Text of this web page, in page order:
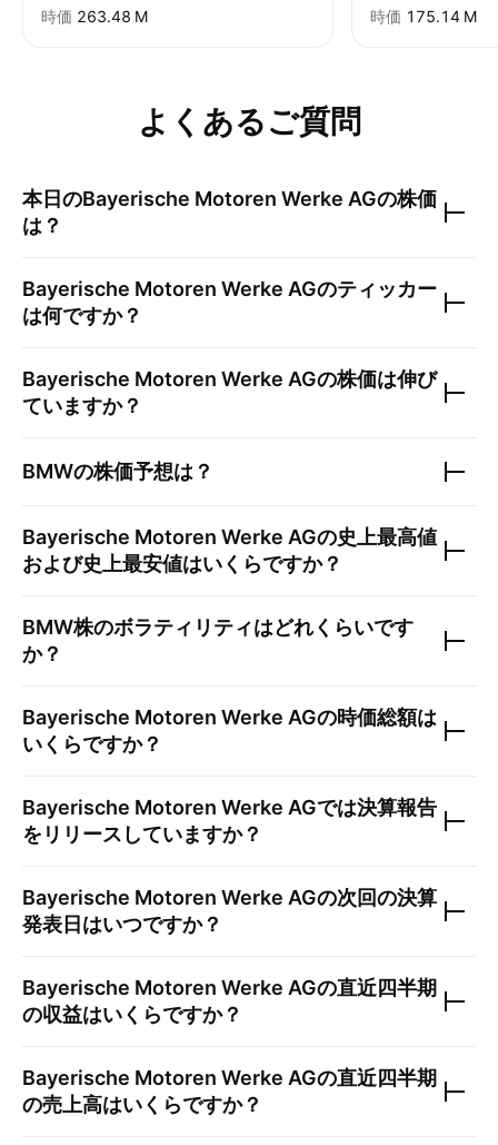
時価 ‪263.48 M‬
時価 ‪175.14 M‬
よくあるご質問
本日のBayerische Motoren Werke AGの株価
は？
Bayerische Motoren Werke AGのティッカー
は何ですか？
Bayerische Motoren Werke AGの株価は伸び
ていますか？
BMWの株価予想は？
Bayerische Motoren Werke AGの史上最高値
および史上最安値はいくらですか？
BMW株のボラティリティはどれくらいです
か？
Bayerische Motoren Werke AGの時価総額は
いくらですか？
Bayerische Motoren Werke AGでは決算報告
をリリースしていますか？
Bayerische Motoren Werke AGの次回の決算
発表日はいつですか？
Bayerische Motoren Werke AGの直近四半期
の収益はいくらですか？
Bayerische Motoren Werke AGの直近四半期
の売上高はいくらですか？